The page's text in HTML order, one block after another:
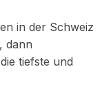
in der Schweiz
dann
tiefste und